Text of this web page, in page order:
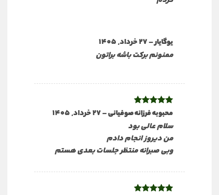
یوگایار–27 خرداد, 1405
ممنونم برکت باشه براتون
نمره5از
محبوبه فرزانه صوفیانی–27 خرداد, 1405
سلام عالی بود
من دیروز انجام دادم
وبی صبرانه منتظر جلسات بعدی هستم